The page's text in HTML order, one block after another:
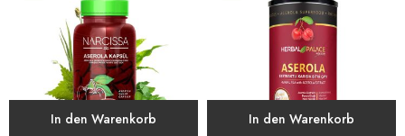
In den Warenkorb In den Warenkorb